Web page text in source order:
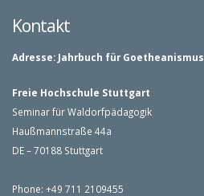
Kontakt
Adresse: Jahrbuch für Goetheanismus
Freie Hochschule Stuttgart
Seminar für Waldorfpädagogik
Haußmannstraße 44a
DE – 70188 Stuttgart
Phone: +49 711 2109455